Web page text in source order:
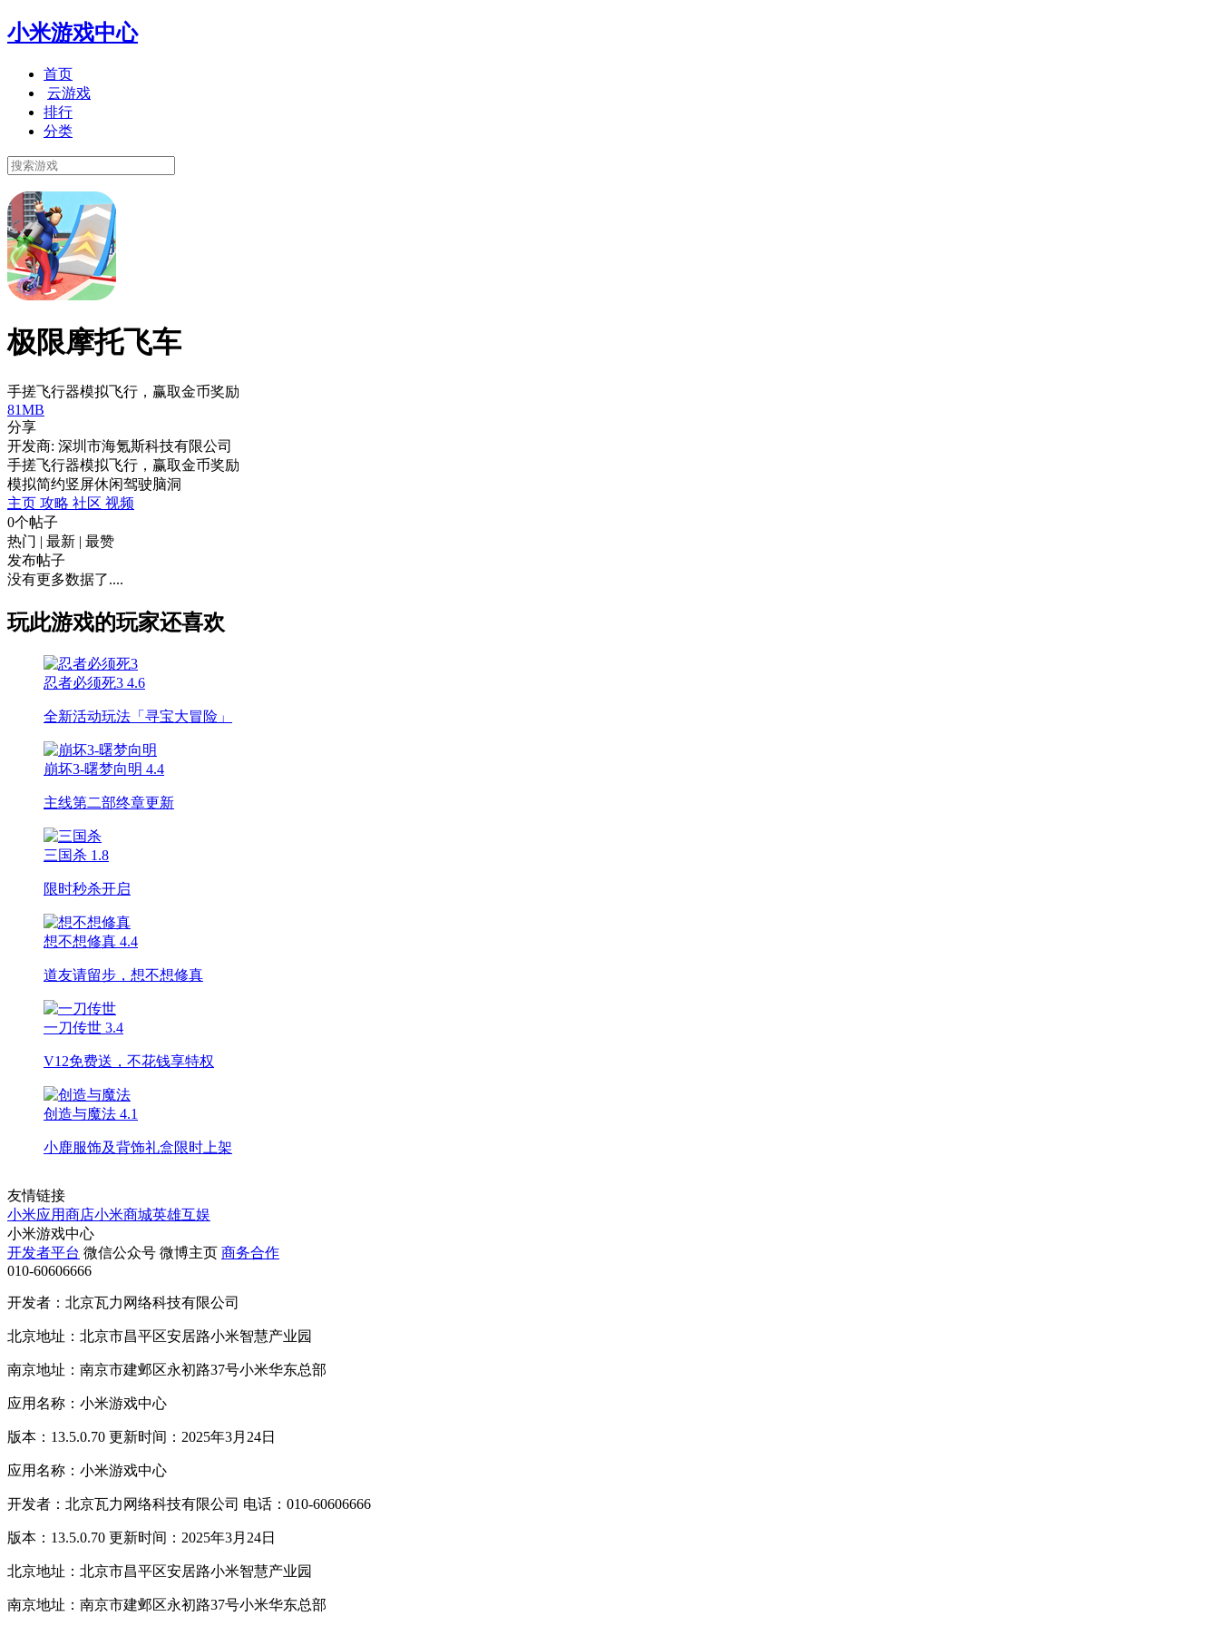
小米游戏中心
首页
云游戏
排行
分类
极限摩托飞车
手搓飞行器模拟飞行，赢取金币奖励
81MB
分享
开发商: 深圳市海氪斯科技有限公司
手搓飞行器模拟飞行，赢取金币奖励
模拟简约竖屏休闲驾驶脑洞
主页 攻略 社区 视频
0个帖子
热门 | 最新 | 最赞
发布帖子
没有更多数据了....
玩此游戏的玩家还喜欢
忍者必须死3 4.6
全新活动玩法「寻宝大冒险」
崩坏3-曙梦向明 4.4
主线第二部终章更新
三国杀 1.8
限时秒杀开启
想不想修真 4.4
道友请留步，想不想修真
一刀传世 3.4
V12免费送，不花钱享特权
创造与魔法 4.1
小鹿服饰及背饰礼盒限时上架
友情链接
小米应用商店小米商城英雄互娱
小米游戏中心
开发者平台 微信公众号 微博主页 商务合作
010-60606666
开发者：北京瓦力网络科技有限公司
北京地址：北京市昌平区安居路小米智慧产业园
南京地址：南京市建邺区永初路37号小米华东总部
应用名称：小米游戏中心
版本：13.5.0.70 更新时间：2025年3月24日
应用名称：小米游戏中心
开发者：北京瓦力网络科技有限公司 电话：010-60606666
版本：13.5.0.70 更新时间：2025年3月24日
北京地址：北京市昌平区安居路小米智慧产业园
南京地址：南京市建邺区永初路37号小米华东总部